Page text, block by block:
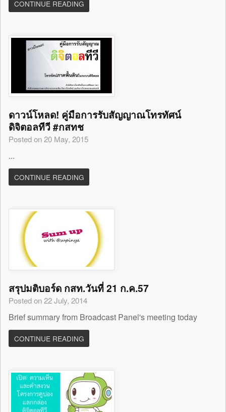
CONTINUE READING
ดาวน์โหลด! คู่มือการรับสัญญาณโทรทัศน์
ดิจิตอลทีวี #กสทช
Posted on 20 May, 2015
...
CONTINUE READING
สรุปมติบอร์ด กสท.วันที่ 21 ก.ค.57
Posted on 22 July, 2014
Brief summary from Broadcast Panel's meeting today
CONTINUE READING